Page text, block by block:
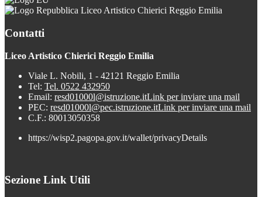
Liceo Artistico Chierici Reggio Emilia
Contatti
Liceo Artistico Chierici Reggio Emilia
Viale L. Nobili, 1 - 42121 Reggio Emilia
Tel: Tel. 0522 432950
Email: resd01000l@istruzione.itLink per inviare una mail
PEC: resd01000l@pec.istruzione.itLink per inviare una mail
C.F.: 80013050358
https://wisp2.pagopa.gov.it/wallet/privacyDetails
Sezione Link Utili